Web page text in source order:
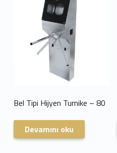
e
m
Bel Tipi Hijyen Turnike – 80
Devamını oku